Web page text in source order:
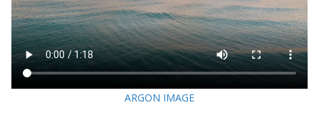
ARGON IMAGE